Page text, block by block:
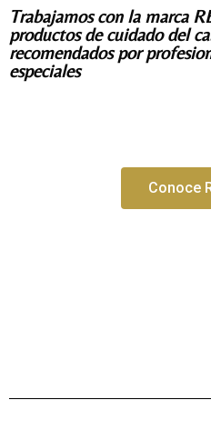
Trabajamos con la marca
productos de cuidado del
recomendados por
especiales
Conoce